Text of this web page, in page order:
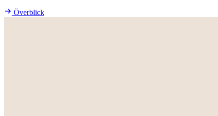
Överblick